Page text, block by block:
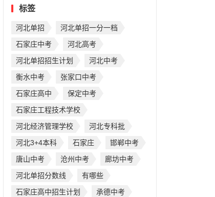
标签
河北单招
河北单招一分一档
石家庄中考
河北高考
河北单招招生计划
河北中考
衡水中考
张家口中考
石家庄高中
保定中考
石家庄工程技术学校
河北经济管理学校
河北专科批
河北3+4本科
石家庄
邯郸中考
唐山中考
沧州中考
廊坊中考
河北单招分数线
有哪些
石家庄高中招生计划
承德中考